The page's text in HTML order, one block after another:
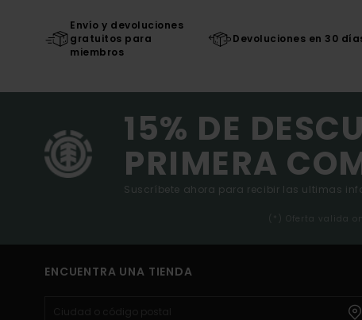
Envío y devoluciones
gratuitos para
miembros
Devoluciones en 30
15% DE
PRIMERA
Suscríbete ahora para recibir las ultimas
(*) Oferta valida
ENCUENTRA UNA TIENDA